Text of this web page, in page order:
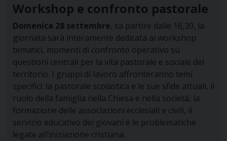
Workshop e confronto pastorale
Domenica 28 settembre, sa partire dalle 16,30, la
giornata sarà interamente dedicata ai workshop
tematici, momenti di confronto operativo su
questioni centrali per la vita pastorale e sociale del
territorio. I gruppi di lavoro affronteranno temi
specifici: la pastorale scolastica e le sue sfide attuali, il
ruolo della famiglia nella Chiesa e nella società, la
formazione delle associazioni ecclesiali e civili, il
servizio educativo dei giovani e le problematiche
legate all’iniziazione cristiana.